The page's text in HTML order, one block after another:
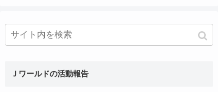
Ｊワールドの活動報告